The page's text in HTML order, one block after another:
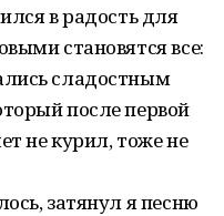
в радость для
становятся все:
сладостным
после первой
не курил, тоже не
затянул я песню